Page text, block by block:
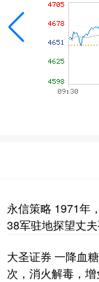
永信策略 1971年
38军驻地探望丈
大圣证券 一降血
次，消火解毒，增